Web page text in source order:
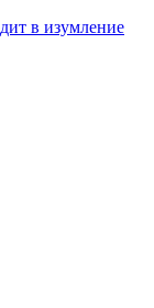
в изумление